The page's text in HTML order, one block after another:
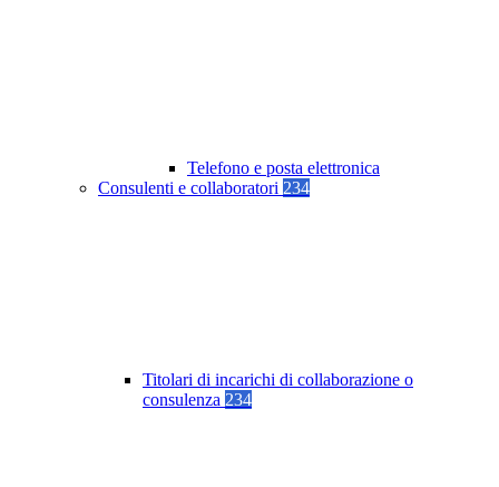
Telefono e posta elettronica
Consulenti e collaboratori 234
Titolari di incarichi di collaborazione o
consulenza 234